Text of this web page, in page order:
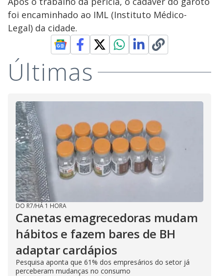
foi encaminhado ao IML (Instituto Médico-
Legal) da cidade.
Últimas
DO R7/HÁ 1 HORA
Canetas emagrecedoras mudam
hábitos e fazem bares de BH
adaptar cardápios
Pesquisa aponta que 61% dos empresários do setor já
perceberam mudanças no consumo